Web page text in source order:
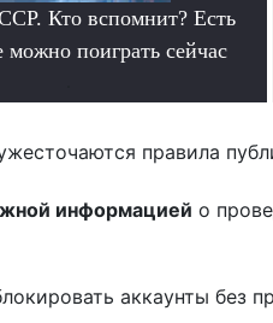
Кто вспомнит? Есть
можно поиграть сейчас
правила
информацией о
аккаунты без